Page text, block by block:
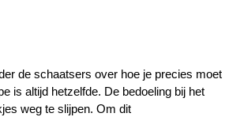
de schaatsers over hoe je precies moet
is altijd hetzelfde. De bedoeling bij het
weg te slijpen. Om dit